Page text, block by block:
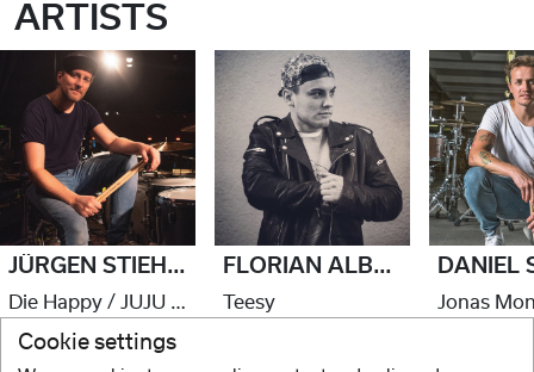
ARTISTS
JÜRGEN STIEHLE
Die Happy / JUJU / Luke Mockridge
FLORIAN ALBRECHT
Teesy
DANIEL
Cookie settings